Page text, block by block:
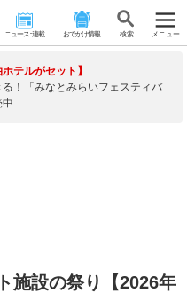
ニュース･連載 おでかけ情報 検 索 メニュー
テルがセット】
！「みなとみらいフェスティバ
中
施設の祭り【2026年